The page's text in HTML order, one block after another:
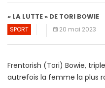
« LA LUTTE » DE TORI BOWIE
SPORT 20 mai 2023
Frentorish (Tori) Bowie,
autrefois la femme la plus